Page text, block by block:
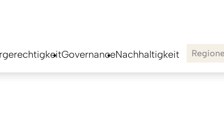
GovernanceNachhaltigkeit